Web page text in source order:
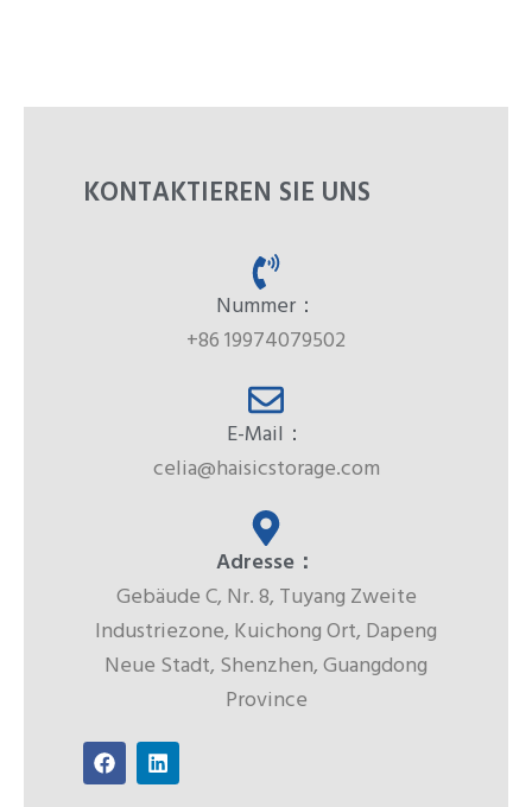
KONTAKTIEREN SIE UNS
Nummer：
+86 19974079502
E-Mail：
celia@haisicstorage.com
Adresse：
Gebäude C, Nr. 8, Tuyang Zweite
Industriezone, Kuichong Ort, Dapeng
Neue Stadt, Shenzhen, Guangdong
Province
F
a
c
L
i
n